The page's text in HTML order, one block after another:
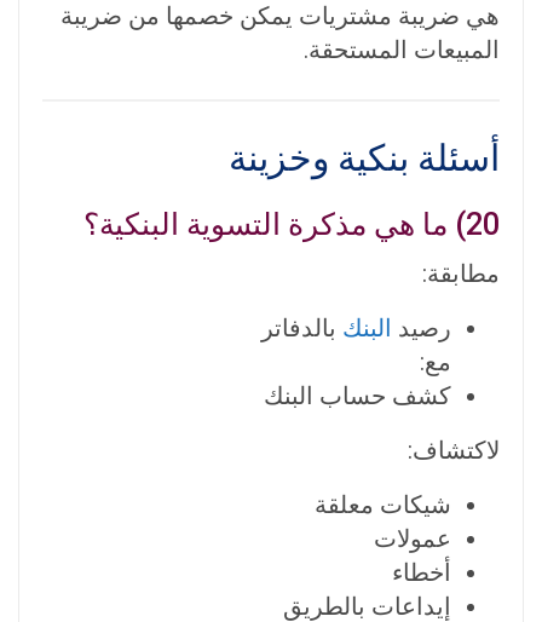
هي ضريبة مشتريات يمكن خصمها من ضريبة
المبيعات المستحقة.
أسئلة بنكية وخزينة
20) ما هي مذكرة التسوية البنكية؟
مطابقة:
رصيد البنك بالدفاتر
مع:
كشف حساب البنك
لاكتشاف:
شيكات معلقة
عمولات
أخطاء
إيداعات بالطريق